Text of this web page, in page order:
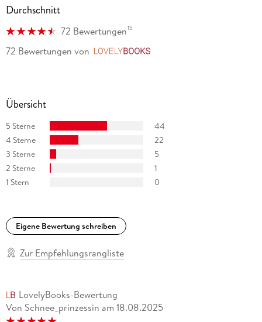
Durchschnitt
72 Bewertungen15
72 Bewertungen von
Übersicht
5 Sterne
44
4 Sterne
22
3 Sterne
5
2 Sterne
1
1 Stern
0
Eigene Bewertung schreiben
Zur Empfehlungsrangliste
LovelyBooks-Bewertung
Von Schnee_prinzessin am 18.08.2025